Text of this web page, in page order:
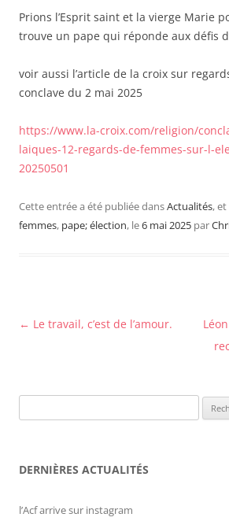
Prions l’Esprit saint et la vierge Marie
trouve un pape qui réponde aux défis
voir aussi l’article de la croix sur
conclave du 2 mai 2025
https://www.la-croix.com/religion/
laiques-12-regards-de-femmes-sur-l-
20250501
Cette entrée a été publiée dansActualités,
femmes, pape; élection, le6 mai 2025 par
Navigation
← Le travail, c’est de l’amour.
DERNIÈRES ACTUALITÉS
l’Acf arrive sur instagram